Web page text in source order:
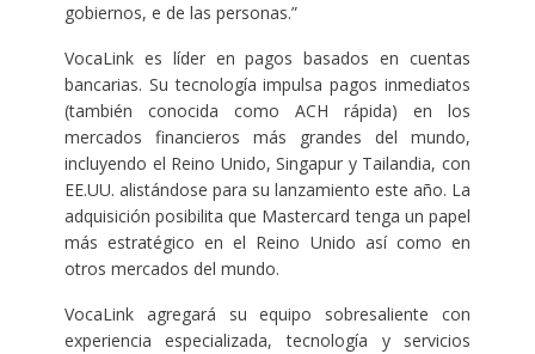
gobiernos, e de las personas.”
VocaLink es líder en pagos basados en cuentas
bancarias. Su tecnología impulsa pagos inmediatos
(también conocida como ACH rápida) en los
mercados financieros más grandes del mundo,
incluyendo el Reino Unido, Singapur y Tailandia, con
EE.UU. alistándose para su lanzamiento este año. La
adquisición posibilita que Mastercard tenga un papel
más estratégico en el Reino Unido así como en
otros mercados del mundo.
VocaLink agregará su equipo sobresaliente con
experiencia especializada, tecnología y servicios